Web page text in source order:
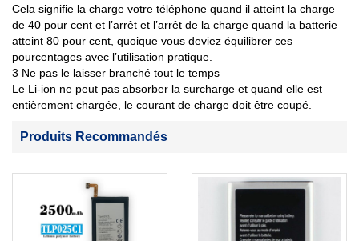
Cela signifie la charge votre téléphone quand il atteint la charge
de 40 pour cent et l’arrêt et l’arrêt de la charge quand la batterie
atteint 80 pour cent, quoique vous deviez équilibrer ces
pourcentages avec l’utilisation pratique.
3 Ne pas le laisser branché tout le temps
Le Li-ion ne peut pas absorber la surcharge et quand elle est
entièrement chargée, le courant de charge doit être coupé.
Produits Recommandés